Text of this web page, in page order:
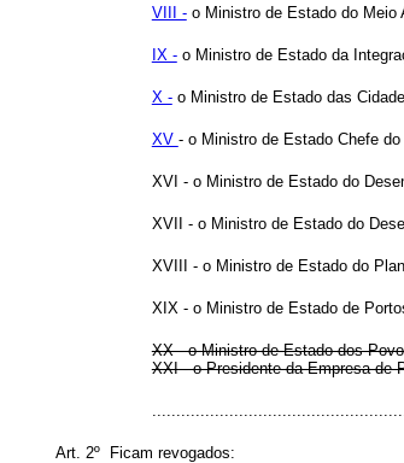
VIII -o Ministro de Estado do Meio
IX -o Ministro de Estado da
X -o Ministro de Estado das
XV - o Ministro de Estado Chefe
XVI - o Ministro de Estado do
XVII - o Ministro de Estado do
XVIII - o Ministro de Estado do
XIX - o Ministro de Estado de
XX - o Ministro de Estado dos
XXI - o Presidente da Empresa de
Art. 2º Ficam revogados: